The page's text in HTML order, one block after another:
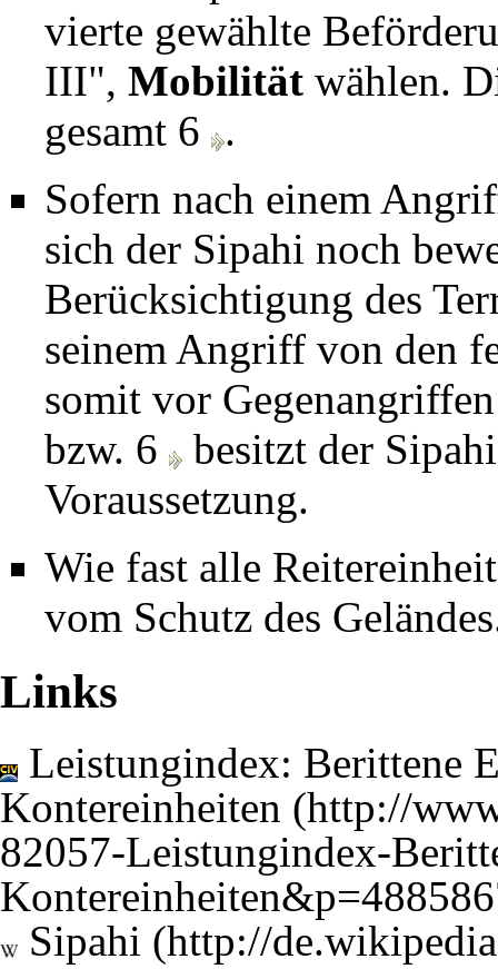
vierte gewählte
III", Mobilität wählen.
gesamt 6 .
Sofern nach einem
sich der Sipahi noch
Berücksichtigung des
seinem Angriff von den
somit vor
bzw. 6
besitzt der
Voraussetzung.
Wie fast alle
vom Schutz des
Links
Leistungindex: Berittene
Kontereinheiten
Sipahi